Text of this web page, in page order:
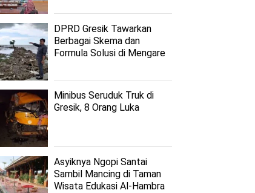
DPRD Gresik Tawarkan
Berbagai Skema dan
Formula Solusi di Mengare
Minibus Seruduk Truk di
Gresik, 8 Orang Luka
Asyiknya Ngopi Santai
Sambil Mancing di Taman
Wisata Edukasi Al-Hambra